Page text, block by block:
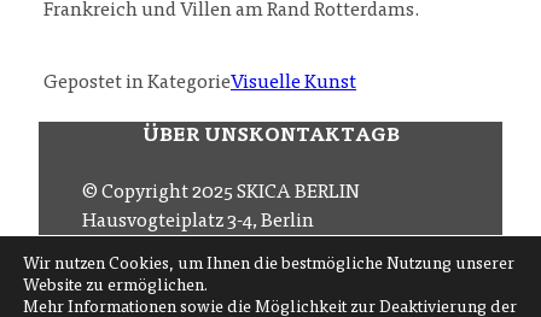
Frankreich und Villen am Rand Rotterdams.
Gepostet in KategorieVisuelle Kunst
Wir nutzen Cookies, um Ihnen die bestmögliche Nutzung unserer
Website zu ermöglichen.
Mehr Informationen sowie die Möglichkeit zur Deaktivierung der
ÜBER UNSKONTAKTAGB
© Copyright 2025 SKICA BERLIN
Hausvogteiplatz 3-4, Berlin
Tel+49 30 206 145 57